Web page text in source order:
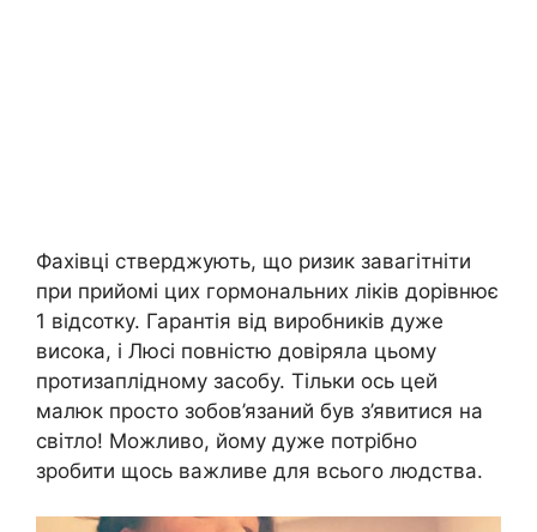
Фахівці стверджують, що ризик завагітніти
при прийомі цих гормональних ліків дорівнює
1 відсотку. Гарантія від виробників дуже
висока, і Люсі повністю довіряла цьому
протизаплідному засобу. Тільки ось цей
малюк просто зобов’язаний був з’явитися на
світло! Можливо, йому дуже потрібно
зробити щось важливе для всього людства.